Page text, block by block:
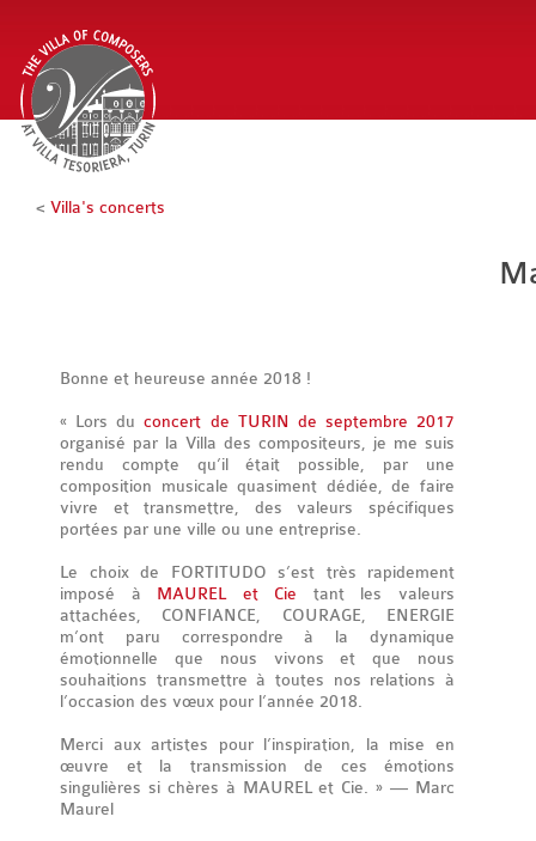
< Villa's concerts
Bonne et heureuse année 2018 !
« Lors duconcert de TURIN de septembre 2017
organisé par la Villa des compositeurs, je me suis
rendu compte qu’il était possible, par une
composition musicale quasiment dédiée, de faire
vivre et transmettre, des valeurs spécifiques
portées par une ville ou une entreprise.
Le choix de FORTITUDO s’est très rapidement
imposé à MAUREL et Cie tant les valeurs
attachées, CONFIANCE, COURAGE, ENERGIE
m’ont paru correspondre à la dynamique
émotionnelle que nous vivons et que nous
souhaitions transmettre à toutes nos relations à
l’occasion des vœux pour l’année 2018.
Merci aux artistes pour l’inspiration, la mise en
œuvre et la transmission de ces émotions
singulières si chères à MAUREL et Cie. » — Marc
Maurel